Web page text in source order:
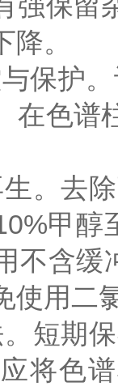
。
护。
在色谱
去除
甲醇
不含缓
使用二
期保
将色